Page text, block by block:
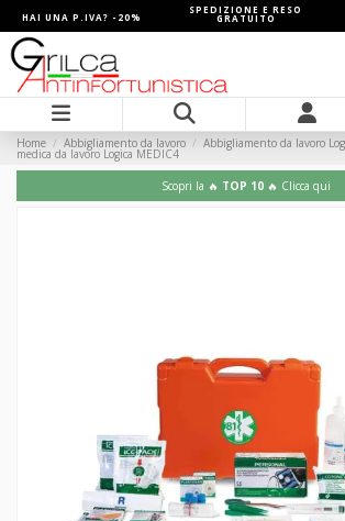
HAI UNA P.IVA? -20%
SPEDIZIONE E RESO
GRATUITO
Home Abbigliamento da lavoro Abbigliamento da lavoro
medica da lavoro Logica MEDIC4
Scopri la 🔥 TOP 10 🔥 Clicca qui